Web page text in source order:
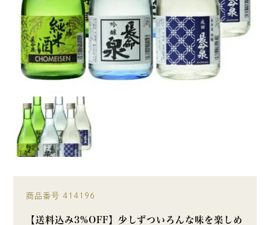
商品番号 414196
【送料込み3%OFF】少しずついろんな味を楽しめ